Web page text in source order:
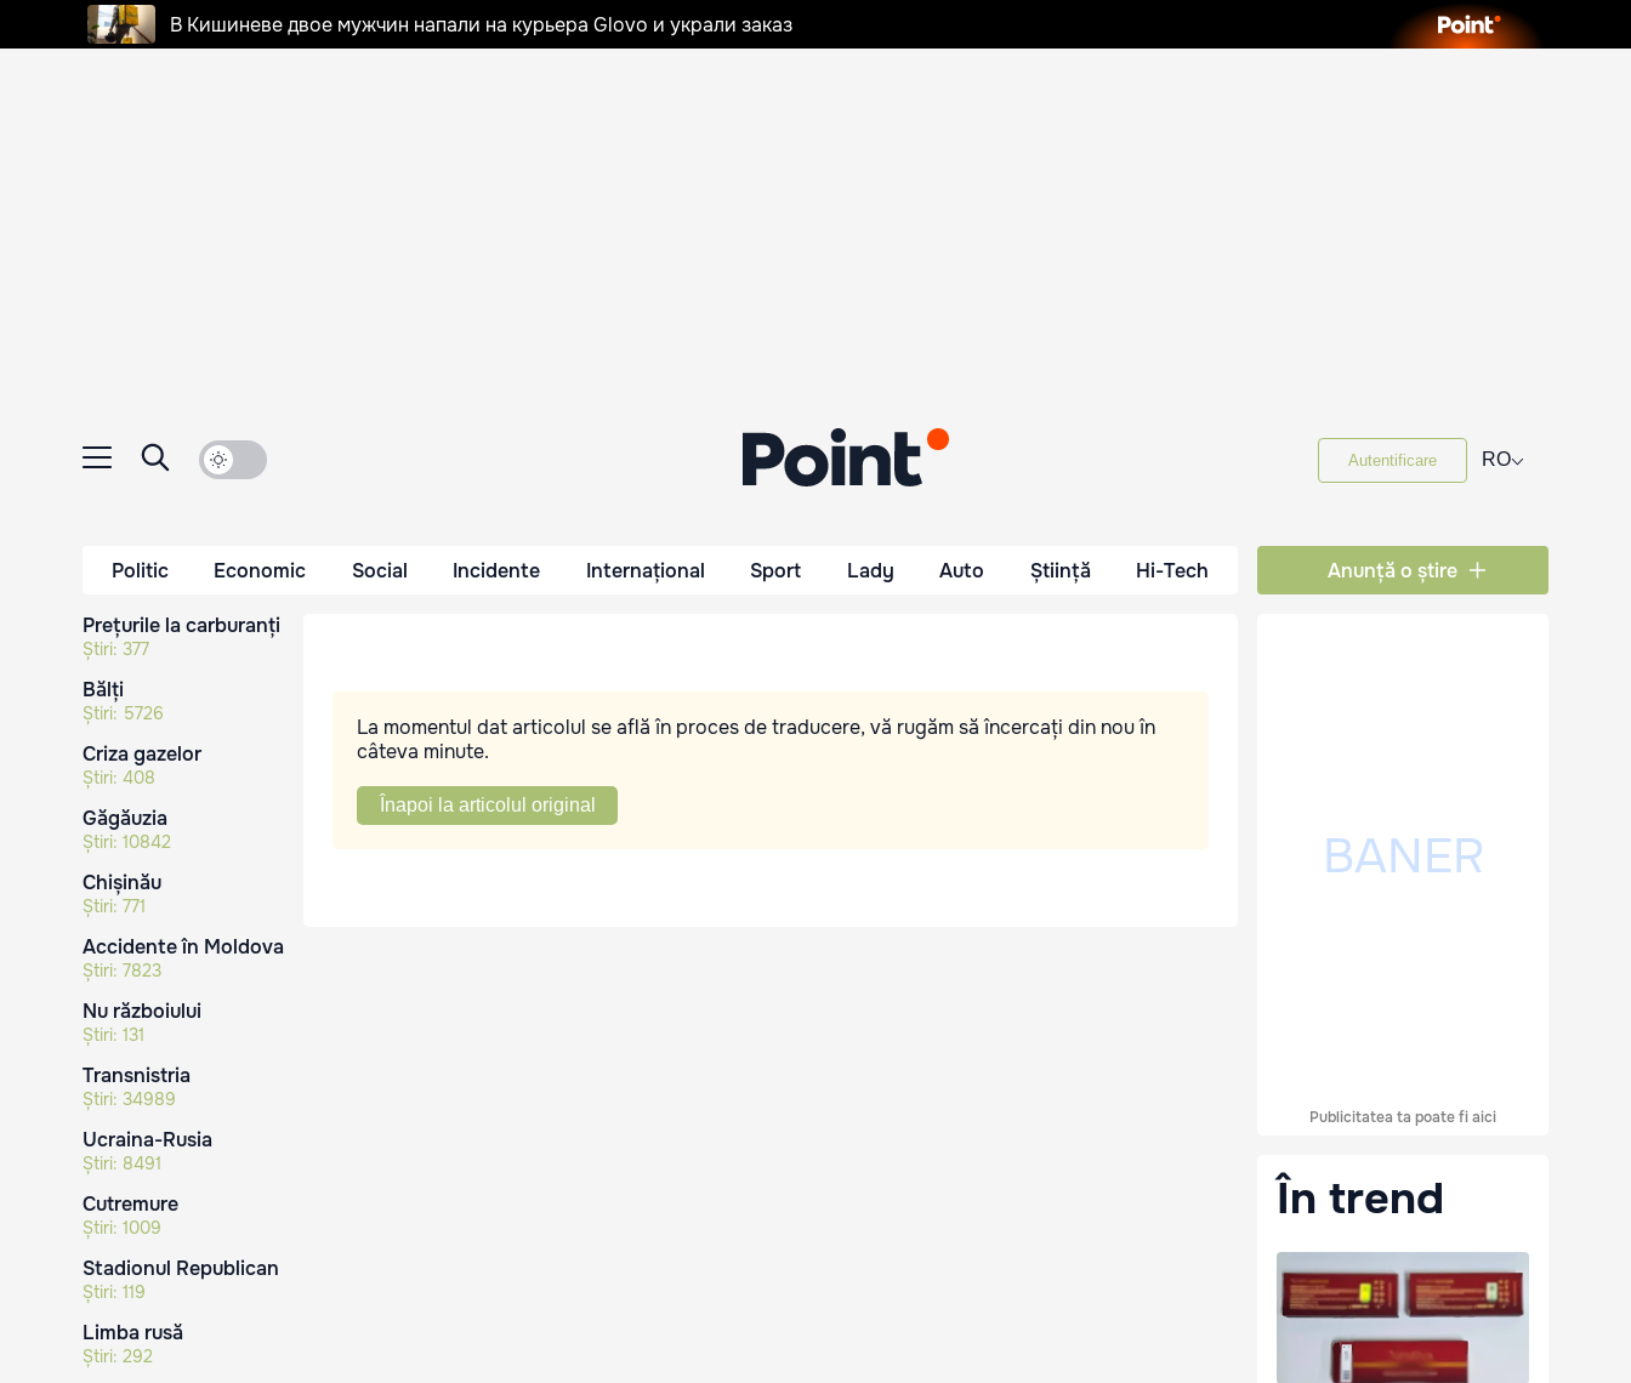
В Кишиневе двое мужчин напали на курьера Glovo и украли заказ
Autentificare RO⌵
Politic Economic Social Incidente Internațional Sport Lady Auto Știință Hi-Tech Anunță o știre
Prețurile la carburanți
Știri: 377
Bălți
Știri: 5726
Criza gazelor
Știri: 408
Găgăuzia
Știri: 10842
Chișinău
Știri: 771
Accidente în Moldova
Știri: 7823
Nu războiului
Știri: 131
Transnistria
Știri: 34989
Ucraina-Rusia
Știri: 8491
Cutremure
Știri: 1009
Stadionul Republican
Știri: 119
Limba rusă
Știri: 292
La momentul dat articolul se află în proces de traducere, vă rugăm să încercați din nou în
câteva minute.
Înapoi la articolul original
Publicitatea ta poate fi aici
În trend